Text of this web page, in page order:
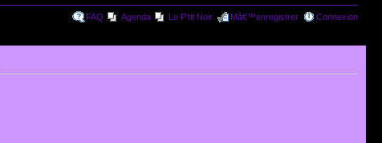
FAQ Agenda Le P'tit Noir Mâ€™enregistrer Connexion